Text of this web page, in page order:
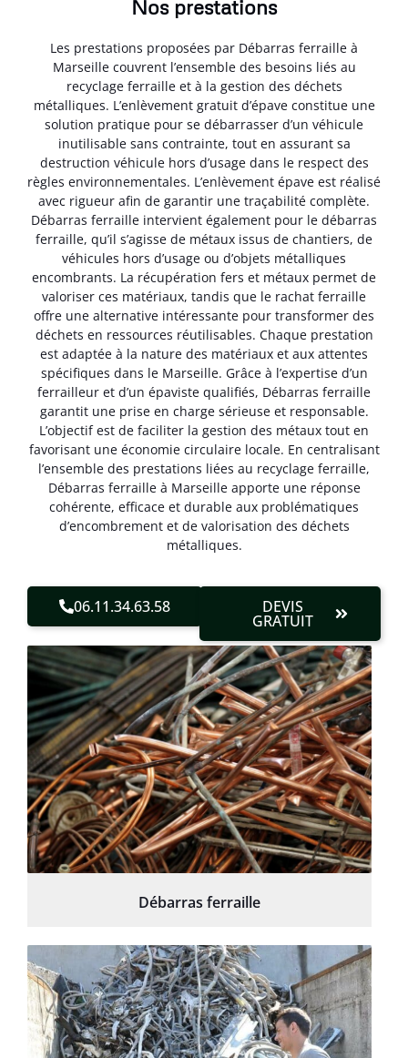
Nos prestations
Les prestations proposées par Débarras ferraille à
Marseille couvrent l’ensemble des besoins liés au
recyclage ferraille et à la gestion des déchets
métalliques. L’enlèvement gratuit d’épave constitue une
solution pratique pour se débarrasser d’un véhicule
inutilisable sans contrainte, tout en assurant sa
destruction véhicule hors d’usage dans le respect des
règles environnementales. L’enlèvement épave est réalisé
avec rigueur afin de garantir une traçabilité complète.
Débarras ferraille intervient également pour le débarras
ferraille, qu’il s’agisse de métaux issus de chantiers, de
véhicules hors d’usage ou d’objets métalliques
encombrants. La récupération fers et métaux permet de
valoriser ces matériaux, tandis que le rachat ferraille
offre une alternative intéressante pour transformer des
déchets en ressources réutilisables. Chaque prestation
est adaptée à la nature des matériaux et aux attentes
spécifiques dans le Marseille. Grâce à l’expertise d’un
ferrailleur et d’un épaviste qualifiés, Débarras ferraille
garantit une prise en charge sérieuse et responsable.
L’objectif est de faciliter la gestion des métaux tout en
favorisant une économie circulaire locale. En centralisant
l’ensemble des prestations liées au recyclage ferraille,
Débarras ferraille à Marseille apporte une réponse
cohérente, efficace et durable aux problématiques
d’encombrement et de valorisation des déchets
métalliques.
06.11.34.63.58 DEVIS
GRATUIT
Débarras ferraille